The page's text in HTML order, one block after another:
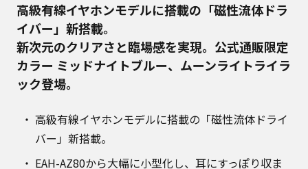
高級有線イヤホンモデルに搭載の「磁性流体ドラ
イバー」新搭載。
新次元のクリアさと臨場感を実現。公式通販限定
カラー ミッドナイトブルー、ムーンライトライラ
ック登場。
高級有線イヤホンモデルに搭載の「磁性流体ドライ
バー」新搭載。
EAH-AZ80から大幅に小型化し、耳にすっぽり収ま